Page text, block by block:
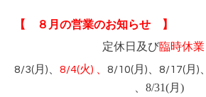
【 ８月の営業のお知らせ 】
定休日及び臨時休業
8/3(月)、 8/4(火) 8/10(月)、8/17(月)、
、8/31(月)